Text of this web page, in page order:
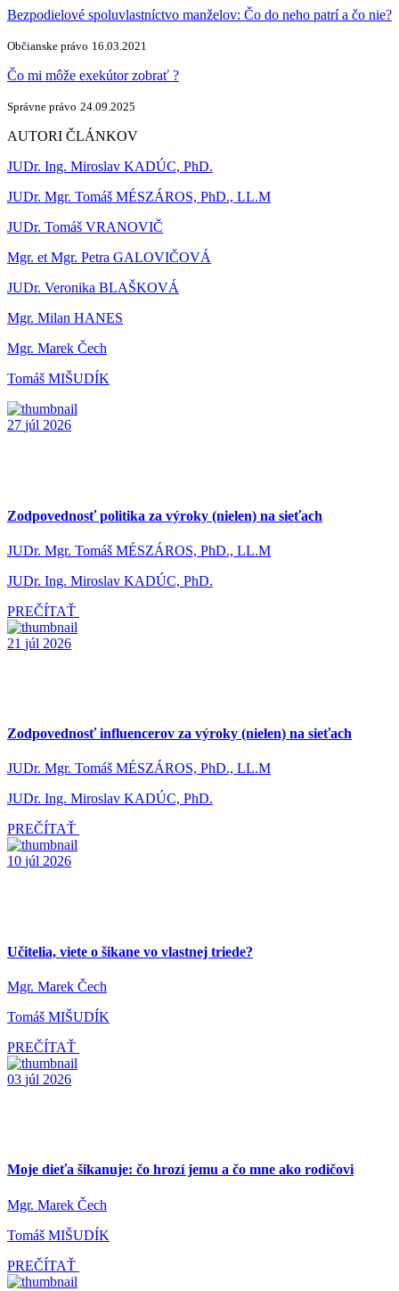
Bezpodielové spoluvlastníctvo manželov: Čo do neho patrí a čo nie?
Občianske právo 16.03.2021
Čo mi môže exekútor zobrať ?
Správne právo 24.09.2025
AUTORI ČLÁNKOV
JUDr. Ing. Miroslav KADÚC, PhD.
JUDr. Mgr. Tomáš MÉSZÁROS, PhD., LL.M
JUDr. Tomáš VRANOVIČ
Mgr. et Mgr. Petra GALOVIČOVÁ
JUDr. Veronika BLAŠKOVÁ
Mgr. Milan HANES
Mgr. Marek Čech
Tomáš MIŠUDÍK
27 júl 2026
Zodpovednosť politika za výroky (nielen) na sieťach
JUDr. Mgr. Tomáš MÉSZÁROS, PhD., LL.M
JUDr. Ing. Miroslav KADÚC, PhD.
PREČÍTAŤ
21 júl 2026
Zodpovednosť influencerov za výroky (nielen) na sieťach
JUDr. Mgr. Tomáš MÉSZÁROS, PhD., LL.M
JUDr. Ing. Miroslav KADÚC, PhD.
PREČÍTAŤ
10 júl 2026
Učitelia, viete o šikane vo vlastnej triede?
Mgr. Marek Čech
Tomáš MIŠUDÍK
PREČÍTAŤ
03 júl 2026
Moje dieťa šikanuje: čo hrozí jemu a čo mne ako rodičovi
Mgr. Marek Čech
Tomáš MIŠUDÍK
PREČÍTAŤ